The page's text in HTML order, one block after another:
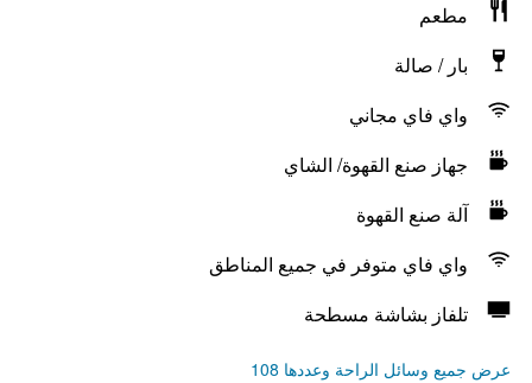
مطعم
بار / صالة
واي فاي مجاني
جهاز صنع القهوة/ الشاي
آلة صنع القهوة
واي فاي متوفر في جميع المناطق
تلفاز بشاشة مسطحة
عرض جميع وسائل الراحة وعددها 108